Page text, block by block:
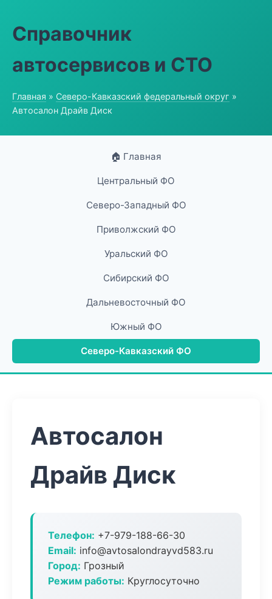
Справочник
автосервисов и СТО
Главная » Северо-Кавказский федеральный округ »
Автосалон Драйв Диск
🏠 Главная
Центральный ФО
Северо-Западный ФО
Приволжский ФО
Уральский ФО
Сибирский ФО
Дальневосточный ФО
Южный ФО
Северо-Кавказский ФО
Автосалон
Драйв Диск
Телефон: +7-979-188-66-30
Email: info@avtosalondrayvd583.ru
Город: Грозный
Режим работы: Круглосуточно